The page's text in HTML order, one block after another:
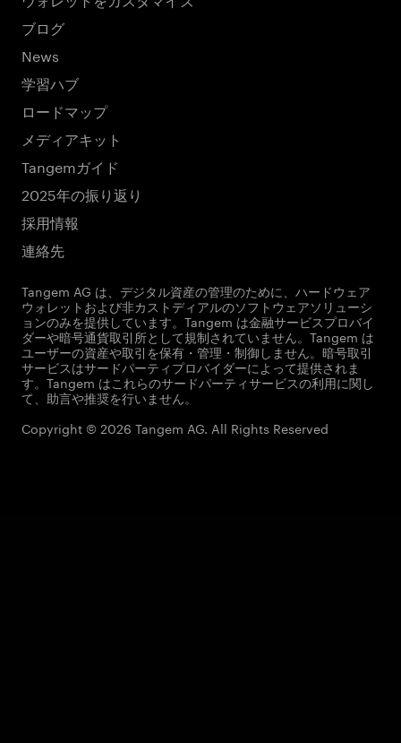
ブログ
News
学習ハブ
ロードマップ
メディアキット
Tangemガイド
2025年の振り返り
採用情報
連絡先
Tangem AG は、デジタル資産の管理のために、ハードウェア
ウォレットおよび非カストディアルのソフトウェアソリューシ
ョンのみを提供しています。Tangem は金融サービスプロバイ
ダーや暗号通貨取引所として規制されていません。Tangem は
ユーザーの資産や取引を保有・管理・制御しません。暗号取引
サービスはサードパーティプロバイダーによって提供されま
す。Tangem はこれらのサードパーティサービスの利用に関し
て、助言や推奨を行いません。